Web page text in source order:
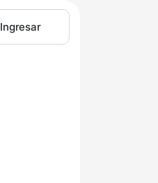
Ingresar